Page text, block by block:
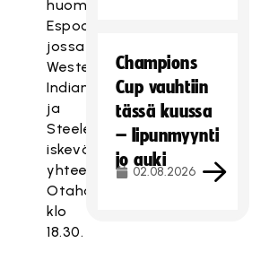
huomenna
Espooseen,
jossa
Westend
Indians
ja
Steelers
iskevät
yhteen
Otahallissa
klo
18.30.
Champions
Cup vauhtiin
tässä kuussa
– lipunmyynti
jo auki
02.08.2026